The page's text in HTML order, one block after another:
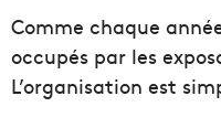
Comme chaque
occupés par les
L’organisation est